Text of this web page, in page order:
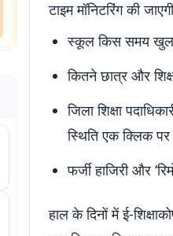
टाइम मॉनिटरिंग की
स्कूल किस समय खुला
कितने छात्र और
जिला शिक्षा
स्थिति एक क्लिक
फर्जी हाजिरी और
हाल के दिनों में ई-